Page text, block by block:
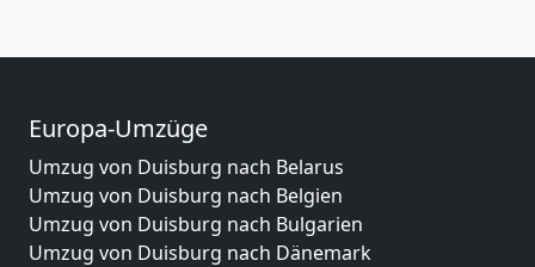
Europa-Umzüge
Umzug von Duisburg nach Belarus
Umzug von Duisburg nach Belgien
Umzug von Duisburg nach Bulgarien
Umzug von Duisburg nach Dänemark